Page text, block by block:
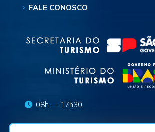
FALE CONOSCO
08h — 17h30
turismo.pma@aracatuba.sp.gov.br